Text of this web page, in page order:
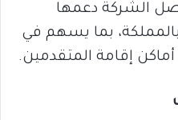
الشركة دعمها
بما يسهم في
إقامة المتقدمين.